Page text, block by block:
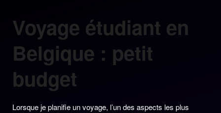
Voyage étudiant en
Belgique : petit
budget
Lorsque je planifie un voyage, l’un des aspects les plus